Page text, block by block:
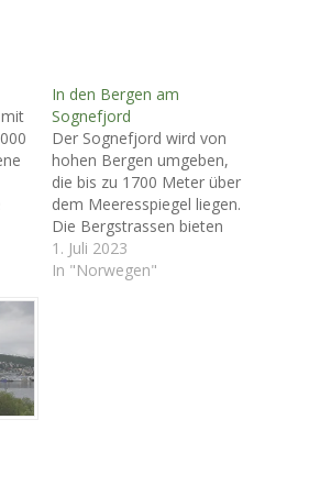
In den Bergen am
Sognefjord
Der Sognefjord wird von
hohen Bergen umgeben,
die bis zu 1700 Meter über
dem Meeresspiegel liegen.
Die Bergstrassen bieten
malerische Blicke.
1. Juli 2023
In "Norwegen"